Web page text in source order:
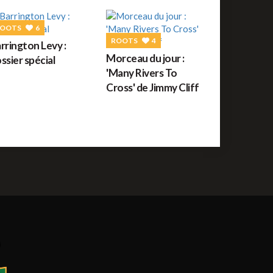
56
du jour : War de Bob Marley
6
Levy :
spécial
ROOTS 4
Morceau du jour :
'Many Rivers To
Cross' de Jimmy Cliff